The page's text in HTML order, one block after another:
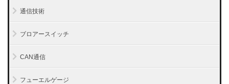
通信技術
ブロアースイッチ
CAN通信
フューエルゲージ